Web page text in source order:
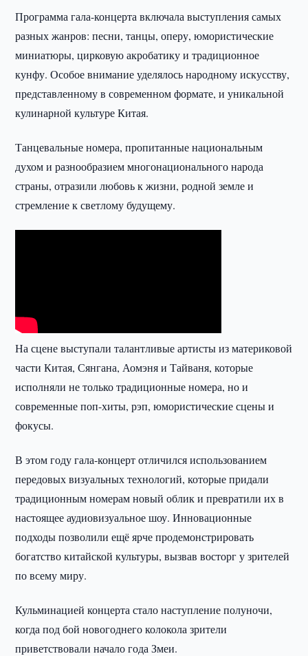
Программа гала-концерта включала выступления самых
разных жанров: песни, танцы, оперу, юмористические
миниатюры, цирковую акробатику и традиционное
кунфу. Особое внимание уделялось народному искусству,
представленному в современном формате, и уникальной
кулинарной культуре Китая.
Танцевальные номера, пропитанные национальным
духом и разнообразием многонационального народа
страны, отразили любовь к жизни, родной земле и
стремление к светлому будущему.
На сцене выступали талантливые артисты из материковой
части Китая, Сянгана, Аомэня и Тайваня, которые
исполняли не только традиционные номера, но и
современные поп-хиты, рэп, юмористические сцены и
фокусы.
В этом году гала-концерт отличился использованием
передовых визуальных технологий, которые придали
традиционным номерам новый облик и превратили их в
настоящее аудиовизуальное шоу. Инновационные
подходы позволили ещё ярче продемонстрировать
богатство китайской культуры, вызвав восторг у зрителей
по всему миру.
Кульминацией концерта стало наступление полуночи,
когда под бой новогоднего колокола зрители
приветствовали начало года Змеи.